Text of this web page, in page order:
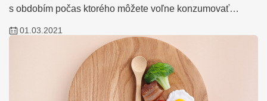
s obdobím počas ktorého môžete voľne konzumovať…
01.03.2021